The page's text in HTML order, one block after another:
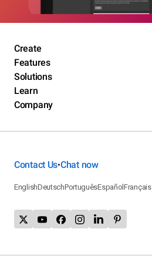
Create
Features
Solutions
Learn
Company
Contact Us•Chat now
EnglishDeutschPortuguêsEspañolFrançais